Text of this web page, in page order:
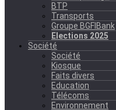
BTP
Transports
Groupe BGFIBank
Elections 2025
Société
Société
Kiosque
Faits divers
Education
Télécoms
Environnement